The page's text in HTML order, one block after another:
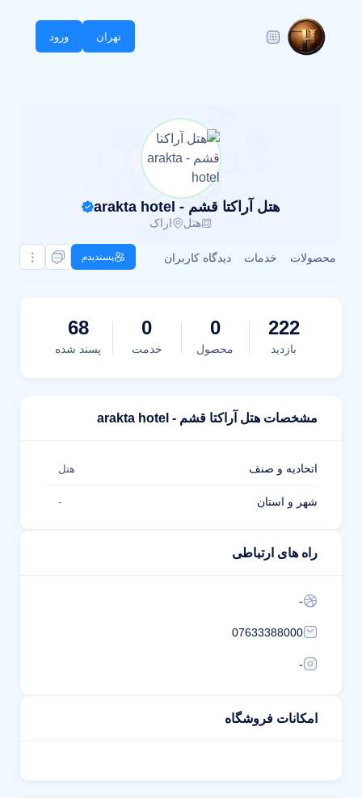
تهران ورود
هتل آراکتا قشم - arakta hotel
هتل اراک
محصولات خدمات دیدگاه کاربران پسندیدم
222
بازدید
0
محصول
0
خدمت
68
پسند شده
مشخصات هتل آراکتا قشم - arakta hotel
اتحادیه و صنف هتل
شهر و استان -
راه های ارتباطی
-
07633388000
-
امکانات فروشگاه